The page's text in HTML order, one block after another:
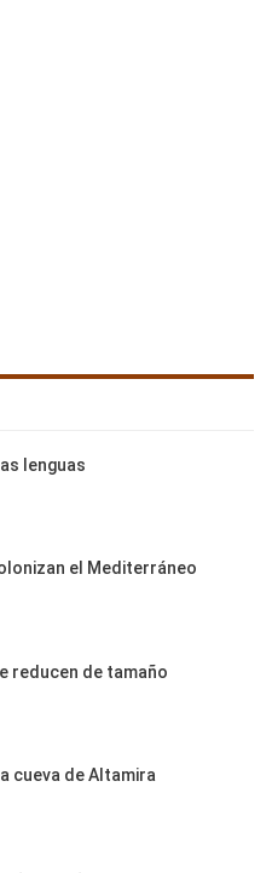
lenguas
el Mediterráneo
reducen de tamaño
cueva de Altamira